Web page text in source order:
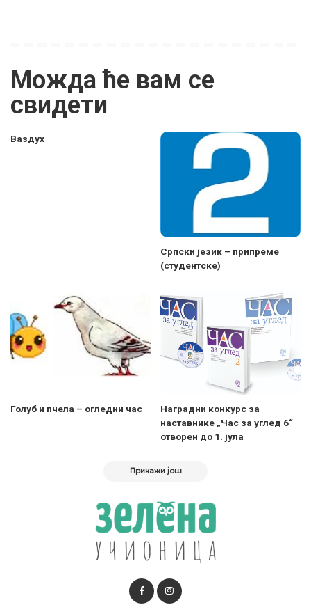
Можда ће вам се
свидети
Ваздух
Српски језик – припреме
(студентске)
Голуб и пчела – огледни час
Наградни конкурс за
наставнике „Час за углед 6“
отворен до 1. јула
Прикажи још